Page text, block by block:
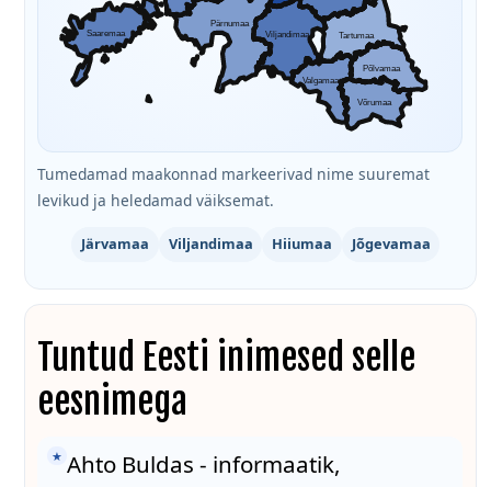
Saaremaa
Pärnumaa
Viljandimaa
Tartumaa
Põlvamaa
Võrumaa
Valgamaa
Tumedamad maakonnad markeerivad nime suuremat
levikud ja heledamad väiksemat.
Järvamaa Viljandimaa Hiiumaa Jõgevamaa
Tuntud Eesti inimesed selle
eesnimega
★ Ahto Buldas - informaatik,